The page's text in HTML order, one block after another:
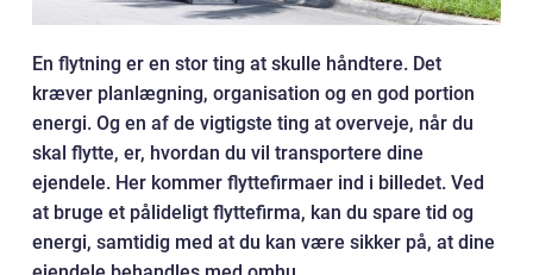
En flytning er en stor ting at skulle håndtere. Det
kræver planlægning, organisation og en god portion
energi. Og en af de vigtigste ting at overveje, når du
skal flytte, er, hvordan du vil transportere dine
ejendele. Her kommer flyttefirmaer ind i billedet. Ved
at bruge et pålideligt flyttefirma, kan du spare tid og
energi, samtidig med at du kan være sikker på, at dine